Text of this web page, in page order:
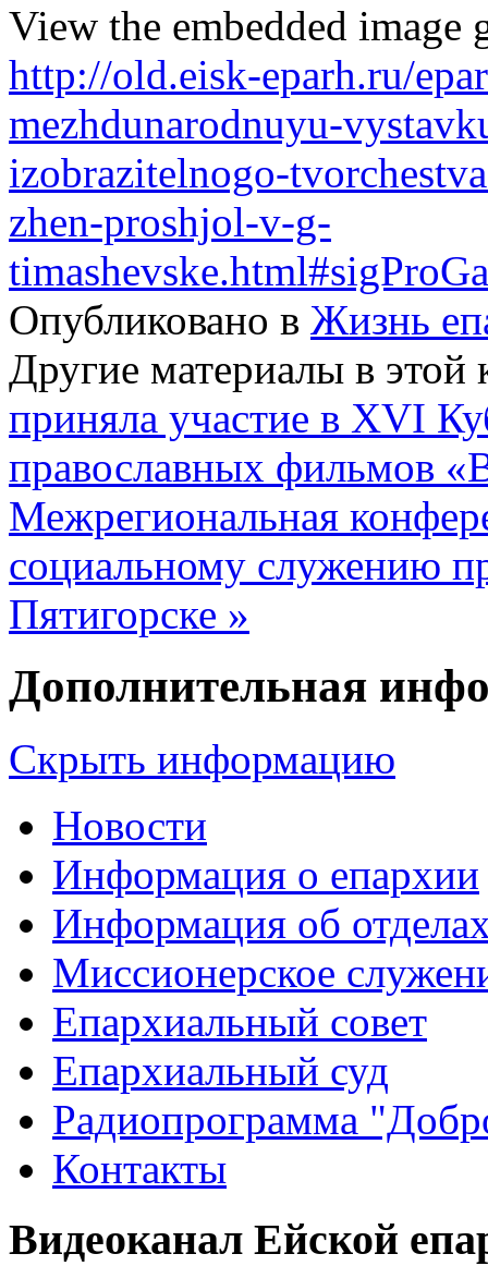
View the embedded image
http://old.eisk-eparh.ru/
mezhdunarodnuyu-
izobrazitelnogo-
zhen-proshjol-v-g-
Опубликовано в Жизнь
Другие материалы в этой
приняла участие в XVI
православных фильмов
Межрегиональная
социальному служению
Пятигорске »
Дополнительная
Скрыть информацию
Новости
Информация о епархии
Информация об
Миссионерское
Епархиальный совет
Епархиальный суд
Радиопрограмма
Контакты
Видеоканал Ейской